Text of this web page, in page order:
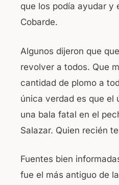
que los podía ayudar y
Cobarde.
Algunos dijeron que
revolver a todos. Que
cantidad de plomo a
única verdad es que el
una bala fatal en el
Salazar. Quien recién
Fuentes bien
fue el más antiguo de